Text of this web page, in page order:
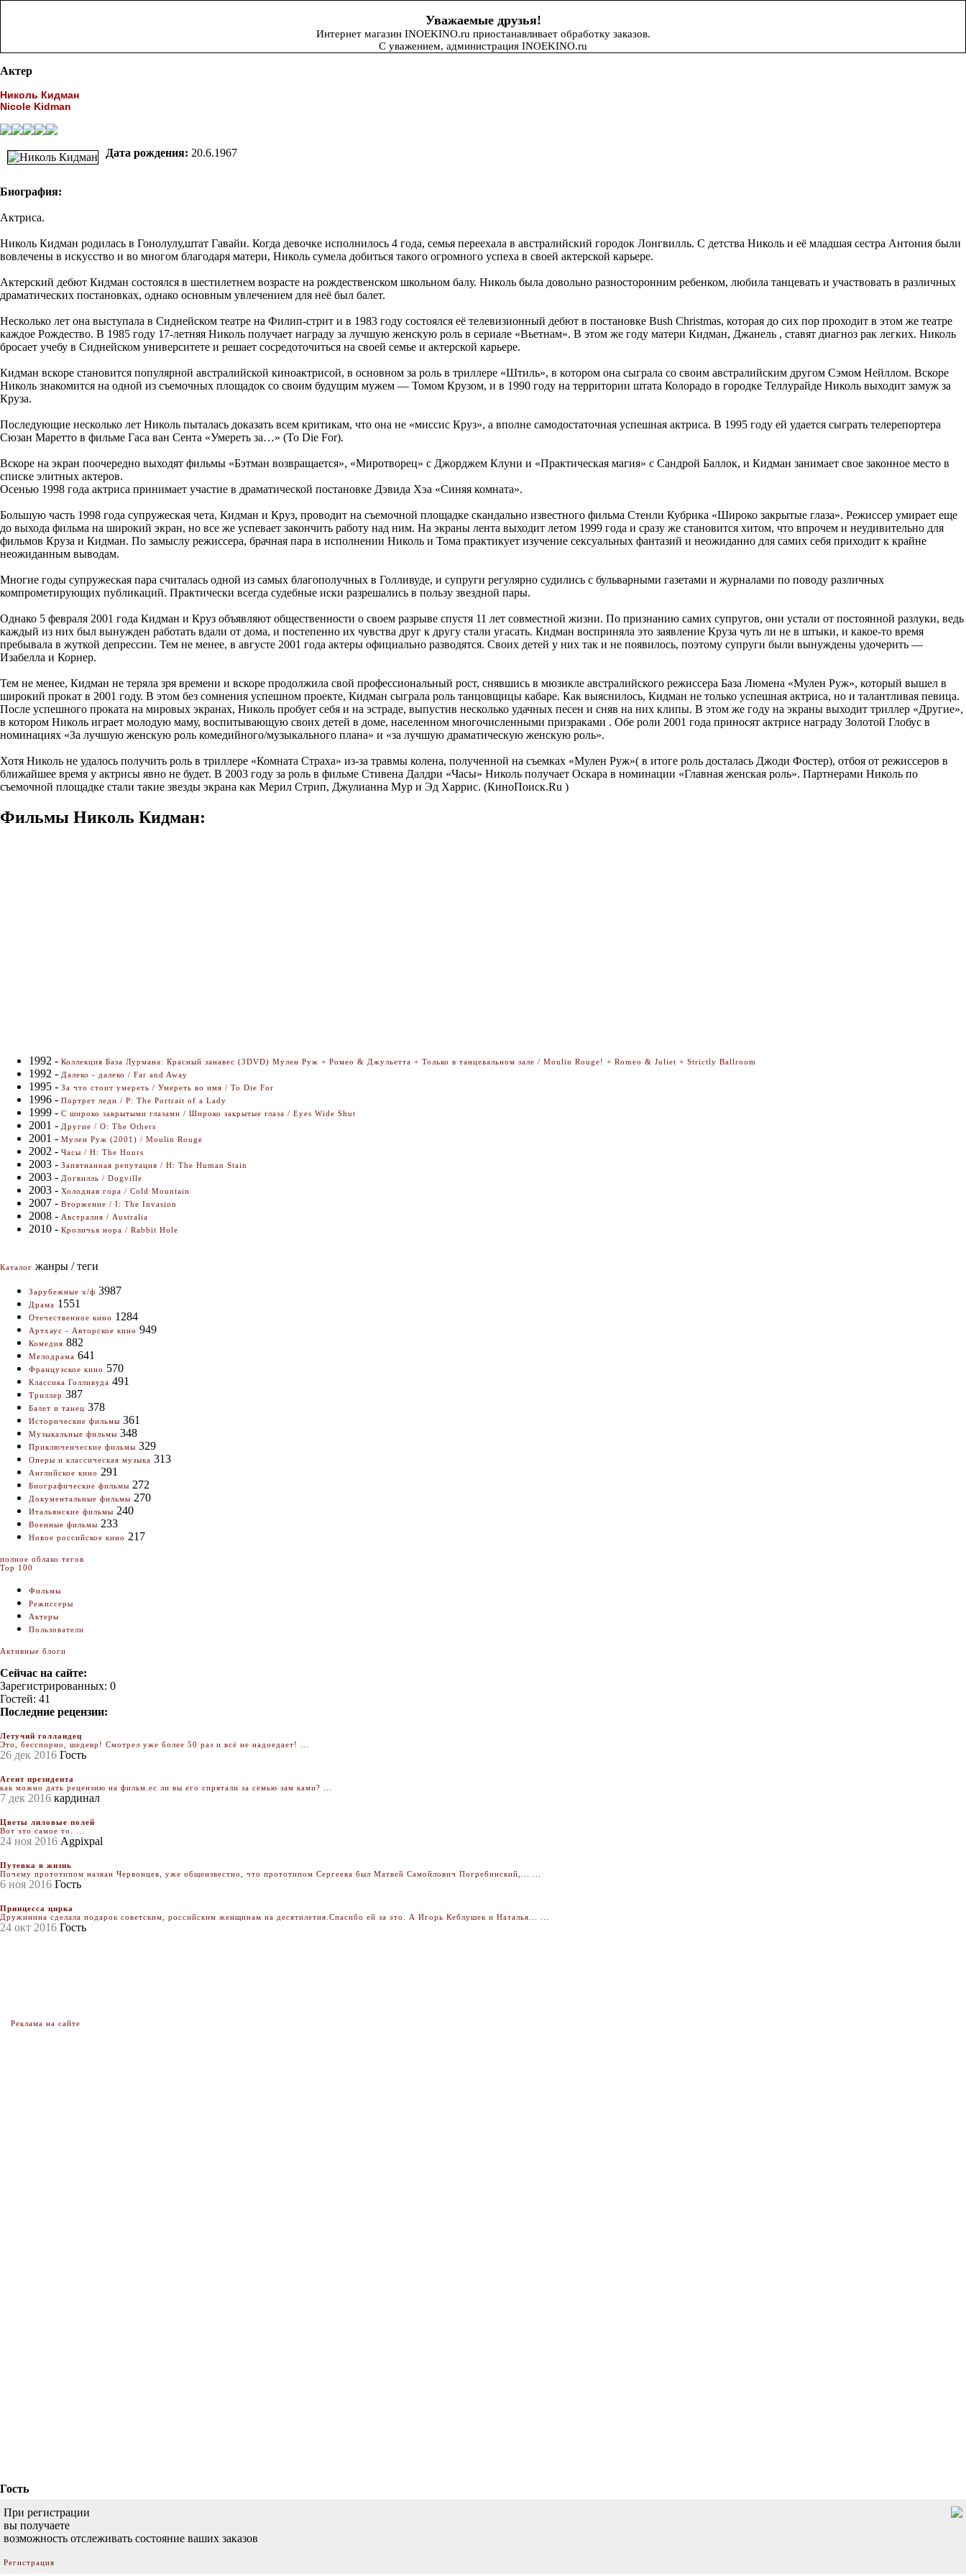
Уважаемые друзья!
Интернет магазин INOEKINO.ru приостанавливает обработку заказов.
С уважением, администрация INOEKINO.ru
Актер
Николь Кидман
Nicole Kidman
Дата рождения: 20.6.1967
Биография:
Актриса.
Николь Кидман родилась в Гонолулу,штат Гавайи. Когда девочке исполнилось 4 года, семья переехала в австралийский городок Лонгвилль. С детства Николь и её младшая сестра Антония были
вовлечены в искусство и во многом благодаря матери, Николь сумела добиться такого огромного успеха в своей актерской карьере.
Актерский дебют Кидман состоялся в шестилетнем возрасте на рождественском школьном балу. Николь была довольно разносторонним ребенком, любила танцевать и участвовать в различных
драматических постановках, однако основным увлечением для неё был балет.
Несколько лет она выступала в Сиднейском театре на Филип-стрит и в 1983 году состоялся её телевизионный дебют в постановке Bush Christmas, которая до сих пор проходит в этом же театре
каждое Рождество. В 1985 году 17-летняя Николь получает награду за лучшую женскую роль в сериале «Вьетнам». В этом же году матери Кидман, Джанель , ставят диагноз рак легких. Николь
бросает учебу в Сиднейском университете и решает сосредоточиться на своей семье и актерской карьере.
Кидман вскоре становится популярной австралийской киноактрисой, в основном за роль в триллере «Штиль», в котором она сыграла со своим австралийским другом Сэмом Нейллом. Вскоре
Николь знакомится на одной из съемочных площадок со своим будущим мужем — Томом Крузом, и в 1990 году на территории штата Колорадо в городке Теллурайде Николь выходит замуж за
Круза.
Последующие несколько лет Николь пыталась доказать всем критикам, что она не «миссис Круз», а вполне самодостаточная успешная актриса. В 1995 году ей удается сыграть телерепортера
Сюзан Маретто в фильме Гаса ван Сента «Умереть за…» (To Die For).
Вскоре на экран поочередно выходят фильмы «Бэтман возвращается», «Миротворец» с Джорджем Клуни и «Практическая магия» с Сандрой Баллок, и Кидман занимает свое законное место в
списке элитных актеров.
Осенью 1998 года актриса принимает участие в драматической постановке Дэвида Хэа «Синяя комната».
Большую часть 1998 года супружеская чета, Кидман и Круз, проводит на съемочной площадке скандально известного фильма Стенли Кубрика «Широко закрытые глаза». Режиссер умирает еще
до выхода фильма на широкий экран, но все же успевает закончить работу над ним. На экраны лента выходит летом 1999 года и сразу же становится хитом, что впрочем и неудивительно для
фильмов Круза и Кидман. По замыслу режиссера, брачная пара в исполнении Николь и Тома практикует изучение сексуальных фантазий и неожиданно для самих себя приходит к крайне
неожиданным выводам.
Многие годы супружеская пара считалась одной из самых благополучных в Голливуде, и супруги регулярно судились с бульварными газетами и журналами по поводу различных
компрометирующих публикаций. Практически всегда судебные иски разрешались в пользу звездной пары.
Однако 5 февраля 2001 года Кидман и Круз объявляют общественности о своем разрыве спустя 11 лет совместной жизни. По признанию самих супругов, они устали от постоянной разлуки, ведь
каждый из них был вынужден работать вдали от дома, и постепенно их чувства друг к другу стали угасать. Кидман восприняла это заявление Круза чуть ли не в штыки, и какое-то время
пребывала в жуткой депрессии. Тем не менее, в августе 2001 года актеры официально разводятся. Своих детей у них так и не появилось, поэтому супруги были вынуждены удочерить —
Изабелла и Корнер.
Тем не менее, Кидман не теряла зря времени и вскоре продолжила свой профессиональный рост, снявшись в мюзикле австралийского режиссера База Люмена «Мулен Руж», который вышел в
широкий прокат в 2001 году. В этом без сомнения успешном проекте, Кидман сыграла роль танцовщицы кабаре. Как выяснилось, Кидман не только успешная актриса, но и талантливая певица.
После успешного проката на мировых экранах, Николь пробует себя и на эстраде, выпустив несколько удачных песен и сняв на них клипы. В этом же году на экраны выходит триллер «Другие»,
в котором Николь играет молодую маму, воспитывающую своих детей в доме, населенном многочисленными призраками . Обе роли 2001 года приносят актрисе награду Золотой Глобус в
номинациях «За лучшую женскую роль комедийного/музыкального плана» и «за лучшую драматическую женскую роль».
Хотя Николь не удалось получить роль в триллере «Комната Страха» из-за травмы колена, полученной на съемках «Мулен Руж»( в итоге роль досталась Джоди Фостер), отбоя от режиссеров в
ближайшее время у актрисы явно не будет. В 2003 году за роль в фильме Стивена Далдри «Часы» Николь получает Оскара в номинации «Главная женская роль». Партнерами Николь по
съемочной площадке стали такие звезды экрана как Мерил Стрип, Джулианна Мур и Эд Харрис. (КиноПоиск.Ru )
Фильмы Николь Кидман:
1992 - Коллекция База Лурмана: Красный занавес (3DVD) Мулен Руж + Ромео & Джульетта + Только в танцевальном зале / Moulin Rouge! + Romeo & Juliet + Strictly Ballroom
1992 - Далеко - далеко / Far and Away
1995 - За что стоит умереть / Умереть во имя / To Die For
1996 - Портрет леди / P: The Portrait of a Lady
1999 - С широко закрытыми глазами / Широко закрытые глаза / Eyes Wide Shut
2001 - Другие / O: The Оthers
2001 - Мулен Руж (2001) / Moulin Rouge
2002 - Часы / H: The Hours
2003 - Запятнанная репутация / H: The Human Stain
2003 - Догвилль / Dogville
2003 - Холодная гора / Cold Mountain
2007 - Вторжение / I: The Invasion
2008 - Австралия / Australia
2010 - Кроличья нора / Rabbit Hole
Каталог жанры / теги
Зарубежные х/ф 3987
Драма 1551
Отечественное кино 1284
Артхаус - Авторское кино 949
Комедия 882
Мелодрама 641
Французское кино 570
Классика Голливуда 491
Триллер 387
Балет и танец 378
Исторические фильмы 361
Музыкальные фильмы 348
Приключенческие фильмы 329
Оперы и классическая музыка 313
Английское кино 291
Биографические фильмы 272
Документальные фильмы 270
Итальянские фильмы 240
Военные фильмы 233
Новое российское кино 217
полное облако тегов
Top 100
Фильмы
Режиссеры
Актеры
Пользователи
Активные блоги
Сейчас на сайте:
Зарегистрированных: 0
Гостей: 41
Последние рецензии:
Летучий голландец
Это, бесспорно, шедевр! Смотрел уже более 50 раз и всё не надоедает! ...
26 дек 2016 Гость
Агент президента
как можно дать рецензию на фильм.ес ли вы его спрятали за семью зам ками? ...
7 дек 2016 кардинал
Цветы лиловые полей
Вот это самое то. ...
24 ноя 2016 Agpixpal
Путевка в жизнь
Почему прототипом назван Червонцев, уже общеизвестно, что прототипом Сергеева был Матвей Самойлович Погребинский,... ...
6 ноя 2016 Гость
Принцесса цирка
Дружинина сделала подарок советским, российским женщинам на десятилетия.Спасибо ей за это. А Игорь Кеблушек и Наталья... ...
24 окт 2016 Гость
Реклама на сайте
Гость
При регистрации
вы получаете
возможность отслеживать состояние ваших заказов
Регистрация